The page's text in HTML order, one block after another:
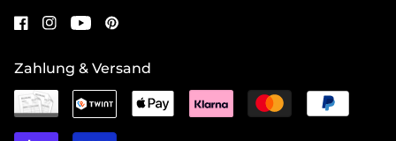
Zahlung & Versand